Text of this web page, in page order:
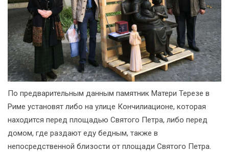
По предварительным данным памятник Матери Терезе в
Риме установят либо на улице Кончилиационе, которая
находится перед площадью Святого Петра, либо перед
домом, где раздают еду бедным, также в
непосредственной близости от площади Святого Петра.